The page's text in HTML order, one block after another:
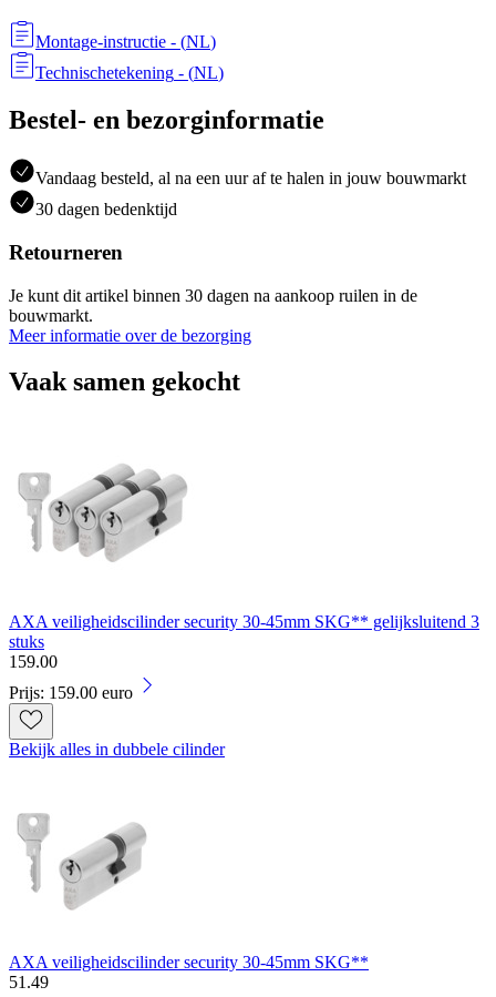
Montage-instructie - (NL)
Technischetekening - (NL)
Bestel- en bezorginformatie
Vandaag besteld, al na een uur af te halen in jouw bouwmarkt
30 dagen bedenktijd
Retourneren
Je kunt dit artikel binnen 30 dagen na aankoop ruilen in de
bouwmarkt.
Meer informatie over de bezorging
Vaak samen gekocht
AXA veiligheidscilinder security 30-45mm SKG** gelijksluitend 3
stuks
159.00
Prijs: 159.00 euro
Bekijk alles in dubbele cilinder
AXA veiligheidscilinder security 30-45mm SKG**
51 .49